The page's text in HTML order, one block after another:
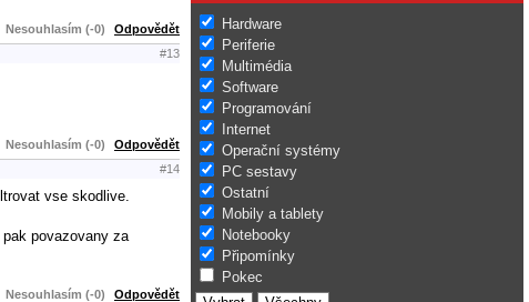
Nesouhlasím (-0) Odpovědět
#13
Nesouhlasím (-0) Odpovědět
#14
vse skodlive.
povazovany za
Nesouhlasím (-0) Odpovědět
Hardware
Periferie
Multimédia
Software
Programování
Internet
Operační systémy
PC sestavy
Ostatní
Mobily a tablety
Notebooky
Připomínky
Pokec